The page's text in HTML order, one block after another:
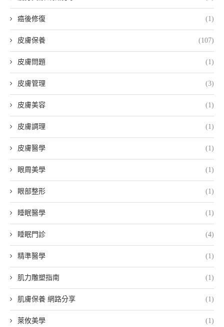
癌後修復 (1)
皮膚保養 (107)
皮膚問題 (1)
皮膚管理 (3)
皮膚美容 (1)
皮膚調理 (1)
皮膚醫學 (1)
眼周美學 (1)
眼部整形 (1)
睡眠醫學 (1)
睡眠門診 (4)
精準醫學 (1)
肌力雕塑指南 (1)
肌膚保養 網路分享 (1)
萊攸美學 (1)